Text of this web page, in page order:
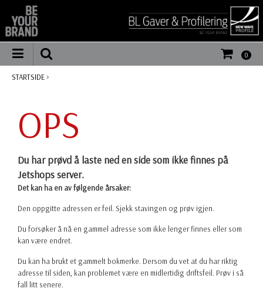
0
STARTSIDE>
OPS
Du har prøvd å laste ned en side som ikke finnes på
Jetshops server.
Det kan ha en av følgende årsaker:
Den oppgitte adressen er feil. Sjekk stavingen og prøv igjen.
Du forsøker å nå en gammel adresse som ikke lenger finnes eller som
kan være endret.
Du kan ha brukt et gammelt bokmerke. Dersom du vet at du har riktig
adresse til siden, kan problemet være en midlertidig driftsfeil. Prøv i så
fall litt senere.